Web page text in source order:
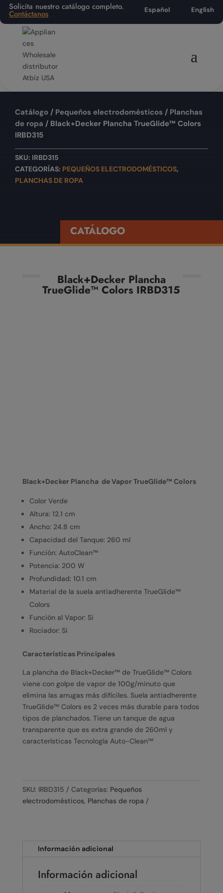
Solicita nuestro catálogo completo.
Contáctanos Español English
Catálogo / Pequeños electrodomésticos / Planchas
de ropa / Black+Decker Plancha TrueGlide™ Colors
IRBD315
SKU: IRBD315
CATEGORÍAS: PEQUEÑOS ELECTRODOMÉSTICOS,
PLANCHAS DE ROPA
CATÁLOGO
Black+Decker Plancha
TrueGlide™ Colors IRBD315
Black+Decker Plancha de Vapor TrueGlide™ Colors
Color Verde
Altura: 12.1 cm
Ancho: 24.8 cm
Capacidad del Tanque: 260 ml
Función: AutoClean™
Potencia: 200 W
Profundidad: 10.1 cm
Material de la suela antiadherente TrueGlide™
Colors
Función al Vapor: Si
Rociador: Si
Características Principales
La plancha de Black+Decker™ de TrueGlide™ Colors
viene con golpe de vapor de 100g/minuto que
elimina las arrugas más difíciles. Suela antiadherente
TrueGlide™ Colors es 2 veces más durable para todos
tipos de planchados. Tiene un tanque de agua
transparente que es extra grande de 260ml y
características Tecnología Auto-Clean™
SKU: IRBD315 Categorías: Pequeños
electrodomésticos, Planchas de ropa
Información adicional
Información adicional